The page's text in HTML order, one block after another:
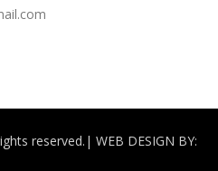
reserved. | WEB DESIGN BY: